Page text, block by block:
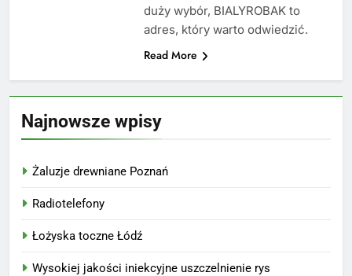
duży wybór, BIALYROBAK to
adres, który warto odwiedzić.
Read More
Najnowsze wpisy
Żaluzje drewniane Poznań
Radiotelefony
Łożyska toczne Łódź
Wysokiej jakości iniekcyjne uszczelnienie rys